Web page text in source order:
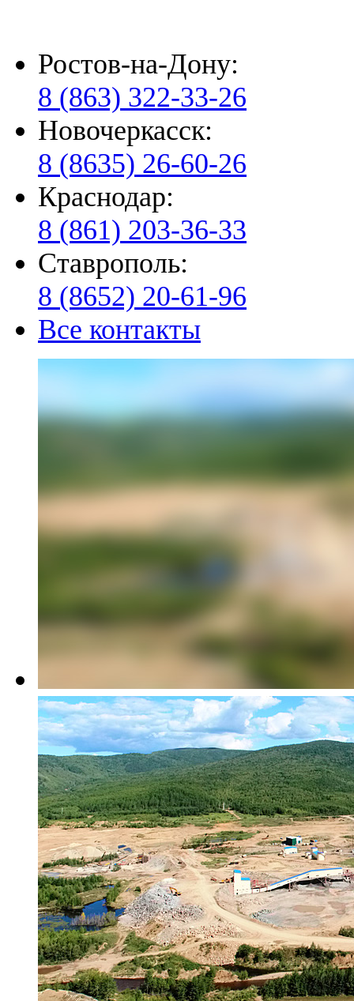
Ростов-на-Дону:
8 (863) 322-33-26
Новочеркасск:
8 (8635) 26-60-26
Краснодар:
8 (861) 203-36-33
Ставрополь:
8 (8652) 20-61-96
Все контакты